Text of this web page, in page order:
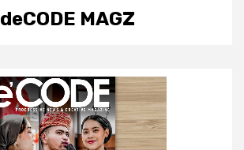
deCODE MAGZ